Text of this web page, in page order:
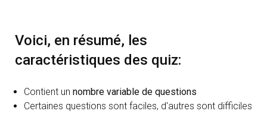
Voici, en résumé, les
caractéristiques des quiz:
Contient un nombre variable de questions
Certaines questions sont faciles, d'autres sont difficiles